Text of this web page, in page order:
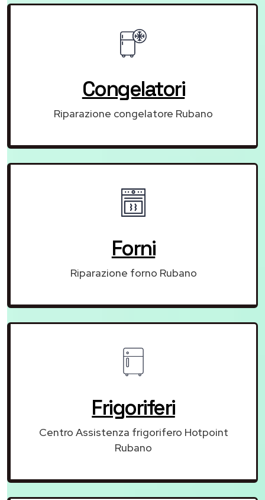
Congelatori
Riparazione congelatore Rubano
Forni
Riparazione forno Rubano
Frigoriferi
Centro Assistenza frigorifero Hotpoint
Rubano